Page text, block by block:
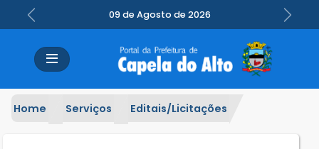
09 de Agosto de 2026
Previous Next
Home Serviços Editais/Licitações